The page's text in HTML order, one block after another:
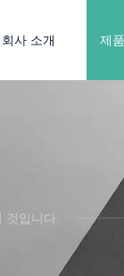
회사 소개 제품
것입니다.